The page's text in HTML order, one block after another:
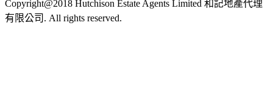
Copyright@2018 Hutchison Estate Agents Limited 和記地產代理
有限公司. All rights reserved.